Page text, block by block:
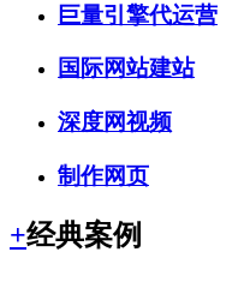
巨量引擎代运营
国际网站建站
深度网视频
制作网页
+经典案例